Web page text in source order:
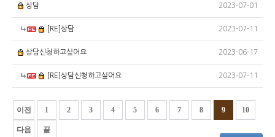
상담 2023-07-01
[RE]상담 2023-07-11
상담신청하고싶어요 2023-06-17
[RE]상담신청하고싶어요 2023-07-11
이전 1 2 3 4 5 6 7 8 9 10
다음 끝